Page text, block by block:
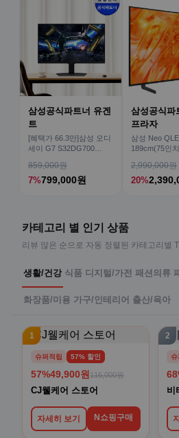
삼성공식파트너 유겐
트
[혜택가 66.3만]삼성 오디
세이 G7 S32DG700
859,000원
7%799,000원
삼성공식파
프라자
삼성 Neo
189cm(75인
TV
2,990,000원
20%
카테고리 별 인기 상품
리뷰 많은 순으로 자동 정렬된 카테고리별
생활/건강 식품 디지털/가전 패션의류
화장품/미용 가구/인테리어 출산/육아
1
슈퍼적립 57% 할인
57%49,900원 116,000원
CJ웰케어 스토어
자세히 보기 N쇼핑구매
2
슈
비